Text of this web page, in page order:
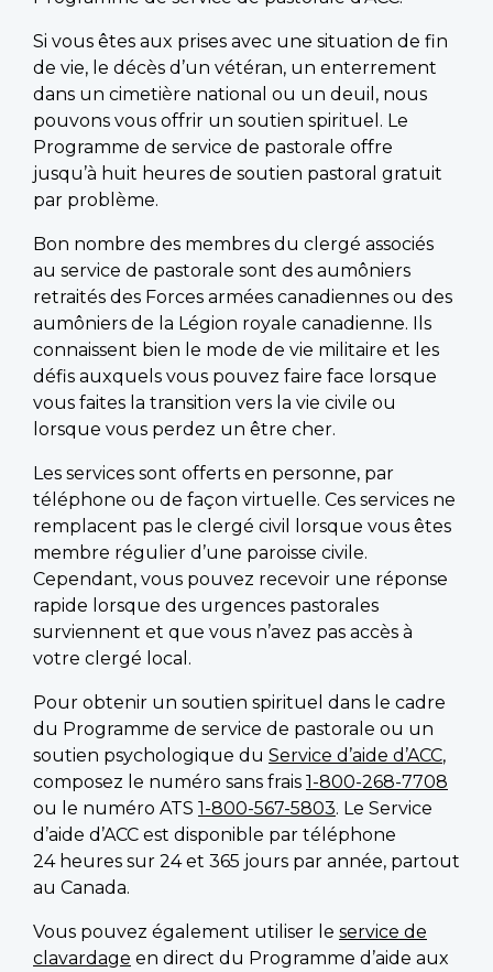
Si vous êtes aux prises avec une situation de fin
de vie, le décès d’un vétéran, un enterrement
dans un cimetière national ou un deuil, nous
pouvons vous offrir un soutien spirituel. Le
Programme de service de pastorale offre
jusqu’à huit heures de soutien pastoral gratuit
par problème.
Bon nombre des membres du clergé associés
au service de pastorale sont des aumôniers
retraités des Forces armées canadiennes ou des
aumôniers de la Légion royale canadienne. Ils
connaissent bien le mode de vie militaire et les
défis auxquels vous pouvez faire face lorsque
vous faites la transition vers la vie civile ou
lorsque vous perdez un être cher.
Les services sont offerts en personne, par
téléphone ou de façon virtuelle. Ces services ne
remplacent pas le clergé civil lorsque vous êtes
membre régulier d’une paroisse civile.
Cependant, vous pouvez recevoir une réponse
rapide lorsque des urgences pastorales
surviennent et que vous n’avez pas accès à
votre clergé local.
Pour obtenir un soutien spirituel dans le cadre
du Programme de service de pastorale ou un
soutien psychologique du Service d’aide d’ACC,
composez le numéro sans frais 1-800-268-7708
ou le numéro ATS 1-800-567-5803. Le Service
d’aide d’ACC est disponible par téléphone
24 heures sur 24 et 365 jours par année, partout
au Canada.
Vous pouvez également utiliser le service de
clavardage en direct du Programme d’aide aux